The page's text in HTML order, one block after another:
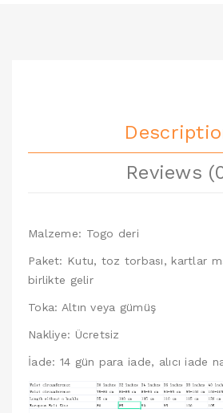
Reviews
Malzeme: Togo deri
Paket: Kutu, toz torbası, kartlar
birlikte gelir
Toka: Altın veya gümüş
Nakliye: Ücretsiz
İade: 14 gün para iade, alıcı iade